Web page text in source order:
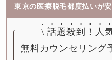
東京の医療脱毛都度払いが
\ 話題殺到！ 人
無料カウンセリング